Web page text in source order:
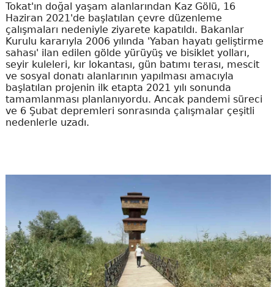
Tokat'ın doğal yaşam alanlarından Kaz Gölü, 16
Haziran 2021'de başlatılan çevre düzenleme
çalışmaları nedeniyle ziyarete kapatıldı. Bakanlar
Kurulu kararıyla 2006 yılında 'Yaban hayatı geliştirme
sahası' ilan edilen gölde yürüyüş ve bisiklet yolları,
seyir kuleleri, kır lokantası, gün batımı terası, mescit
ve sosyal donatı alanlarının yapılması amacıyla
başlatılan projenin ilk etapta 2021 yılı sonunda
tamamlanması planlanıyordu. Ancak pandemi süreci
ve 6 Şubat depremleri sonrasında çalışmalar çeşitli
nedenlerle uzadı.